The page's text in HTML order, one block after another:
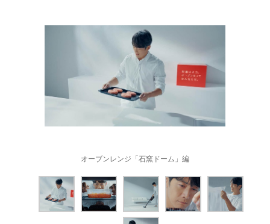
オーブンレンジ「石窯ドーム」編